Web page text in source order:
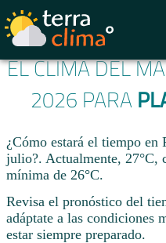
EL CLIMA DEL
2026 PARA
¿Cómo estará el tiempo en
julio?. Actualmente, 27°C,
mínima de 26°C.
Revisa el pronóstico del
adáptate a las condiciones
estar siempre preparado.​